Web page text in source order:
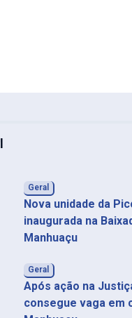
Geral
Nova unidade da
inaugurada na
Manhuaçu
Geral
Após ação na
consegue vaga em